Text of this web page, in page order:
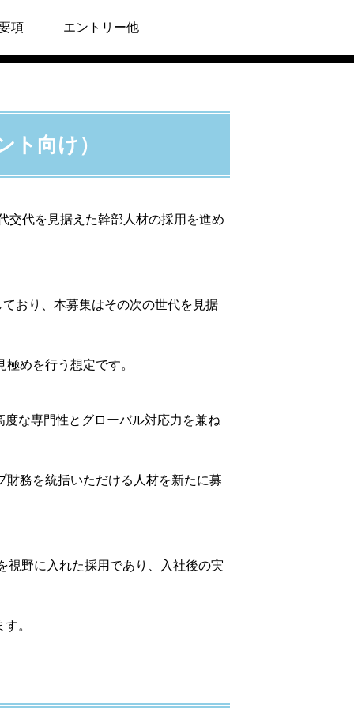
項 エントリー他
ト向け）
交代を見据えた幹部人材の採用を進め
おり、本募集はその次の世代を見据
めを行う想定です。
な専門性とグローバル対応力を兼ね
務を統括いただける人材を新たに募
視野に入れた採用であり、入社後の実
。